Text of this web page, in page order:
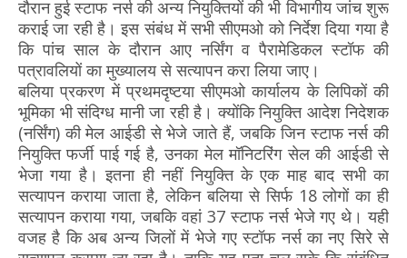
दौरान हुई स्टाफ नर्स की अन्य नियुक्तियों की भी विभागीय जांच शुरू
कराई जा रही है। इस संबंध में सभी सीएमओ को निर्देश दिया गया है
कि पांच साल के दौरान आए नर्सिंग व पैरामेडिकल स्टॉफ की
पत्रावलियों का मुख्यालय से सत्यापन करा लिया जाए।
बलिया प्रकरण में प्रथमदृष्टया सीएमओ कार्यालय के लिपिकों की
भूमिका भी संदिग्ध मानी जा रही है। क्योंकि नियुक्ति आदेश निदेशक
(नर्सिंग) की मेल आईडी से भेजे जाते हैं, जबकि जिन स्टाफ नर्स की
नियुक्ति फर्जी पाई गई है, उनका मेल मॉनिटरिंग सेल की आईडी से
भेजा गया है। इतना ही नहीं नियुक्ति के एक माह बाद सभी का
सत्यापन कराया जाता है, लेकिन बलिया से सिर्फ 18 लोगों का ही
सत्यापन कराया गया, जबकि वहां 37 स्टाफ नर्स भेजे गए थे। यही
वजह है कि अब अन्य जिलों में भेजे गए स्टॉफ नर्स का नए सिरे से